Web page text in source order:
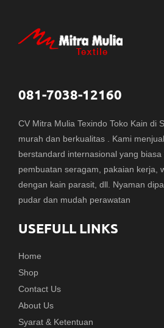
081-7038-12160
CV Mitra Mulia Texindo Toko Kain di
murah dan berkualitas . Kami
berstandard internasional yang
pembuatan seragam, pakaian kerja,
dengan kain parasit, dll. Nyaman
pudar dan mudah perawatan
USEFULL LINKS
Home
Shop
Contact Us
About Us
Syarat & Ketentuan